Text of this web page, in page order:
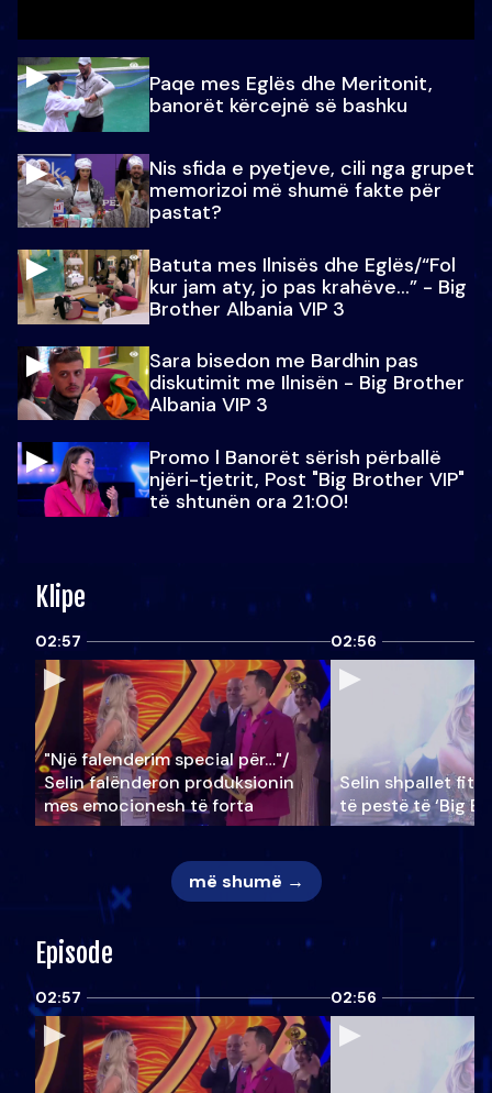
Paqe mes Eglës dhe Meritonit,
banorët kërcejnë së bashku
Nis sfida e pyetjeve, cili nga grupet
memorizoi më shumë fakte për
pastat?
Batuta mes Ilnisës dhe Eglës/“Fol
kur jam aty, jo pas krahëve…” - Big
Brother Albania VIP 3
Sara bisedon me Bardhin pas
diskutimit me Ilnisën - Big Brother
Albania VIP 3
Promo l Banorët sërish përballë
njëri-tjetrit, Post "Big Brother VIP"
të shtunën ora 21:00!
Klipe
02:57
"Një falenderim special për…"/
Selin falënderon produksionin
mes emocionesh të forta
02:56
Selin shpallet
të pestë të ‘Big
më shumë →
Episode
02:57 02:56